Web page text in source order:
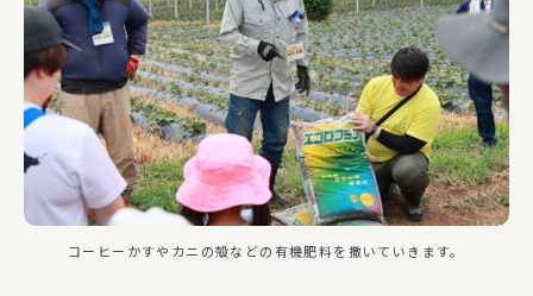
コーヒーかすやカニの殻などの有機肥料を撒いていきます。